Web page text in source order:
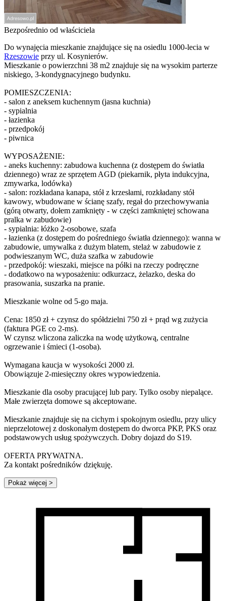
Bezpośrednio od właściciela
Do wynajęcia mieszkanie znajdujące się na osiedlu 1000-lecia w
Rzeszowie przy ul. Kosynierów.
Mieszkanie o powierzchni 38 m2 znajduje się na wysokim parterze
niskiego, 3-kondygnacyjnego budynku.
POMIESZCZENIA:
- salon z aneksem kuchennym (jasna kuchnia)
- sypialnia
- łazienka
- przedpokój
- piwnica
WYPOSAŻENIE:
- aneks kuchenny: zabudowa kuchenna (z dostępem do światła
dziennego) wraz ze sprzętem AGD (piekarnik, płyta indukcyjna,
zmywarka, lodówka)
- salon: rozkładana kanapa, stół z krzesłami, rozkładany stół
kawowy, wbudowane w ścianę szafy, regał do przechowywania
(górą otwarty, dołem zamknięty - w części zamkniętej schowana
pralka w zabudowie)
- sypialnia: łóżko 2-osobowe, szafa
- łazienka (z dostępem do pośredniego światła dziennego): wanna w
zabudowie, umywalka z dużym blatem, stelaż w zabudowie z
podwieszanym WC, duża szafka w zabudowie
- przedpokój: wieszaki, miejsce na półki na rzeczy podręczne
- dodatkowo na wyposażeniu: odkurzacz, żelazko, deska do
prasowania, suszarka na pranie.
Mieszkanie wolne od 5-go maja.
Cena: 1850 zł + czynsz do spółdzielni 750 zł + prąd wg zużycia
(faktura PGE co 2-ms).
W czynsz wliczona zaliczka na wodę użytkową, centralne
ogrzewanie i śmieci (1-osoba).
Wymagana kaucja w wysokości 2000 zł.
Obowiązuje 2-miesięczny okres wypowiedzenia.
Mieszkanie dla osoby pracującej lub pary. Tylko osoby niepalące.
Małe zwierzęta domowe są akceptowane.
Mieszkanie znajduje się na cichym i spokojnym osiedlu, przy ulicy
nieprzelotowej z doskonałym dostępem do dworca PKP, PKS oraz
podstawowych usług spożywczych. Dobry dojazd do S19.
OFERTA PRYWATNA.
Za kontakt pośredników dziękuję.
Pokaż więcej >